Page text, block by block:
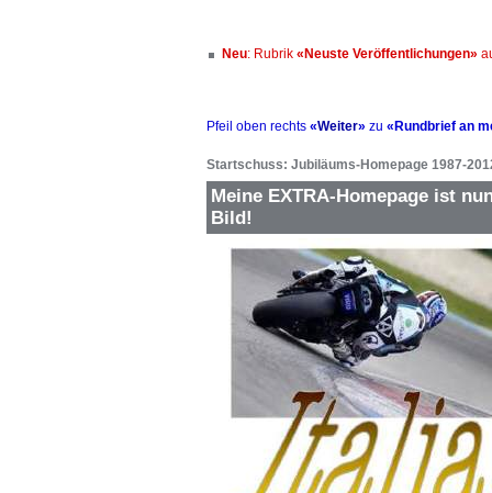
Neu: Rubrik «Neuste Veröffentlichungen»
Pfeil oben rechts «Weiter» zu «Rundbrief an
Startschuss: Jubiläums-Homepage 1987-
Meine EXTRA-Homepage ist
Bild!